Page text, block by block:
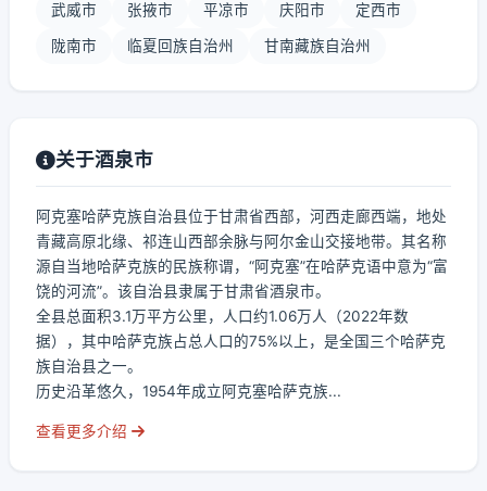
武威市 张掖市 平凉市 庆阳市 定西市
陇南市 临夏回族自治州 甘南藏族自治州
关于酒泉市
阿克塞哈萨克族自治县位于甘肃省西部，河西走廊西端，地处
青藏高原北缘、祁连山西部余脉与阿尔金山交接地带。其名称
源自当地哈萨克族的民族称谓，“阿克塞”在哈萨克语中意为“富
饶的河流”。该自治县隶属于甘肃省酒泉市。
全县总面积3.1万平方公里，人口约1.06万人（2022年数
据），其中哈萨克族占总人口的75%以上，是全国三个哈萨克
族自治县之一。
历史沿革悠久，1954年成立阿克塞哈萨克族...
查看更多介绍